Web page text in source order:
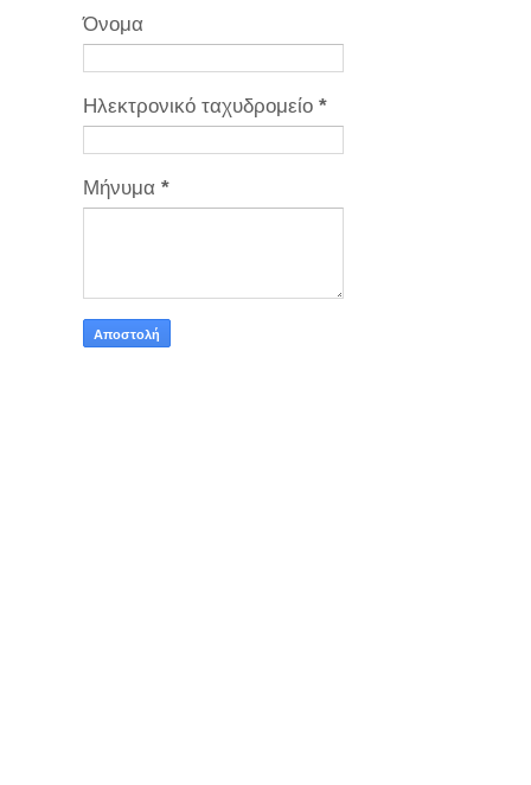
Όνομα
Ηλεκτρονικό ταχυδρομείο *
Μήνυμα *